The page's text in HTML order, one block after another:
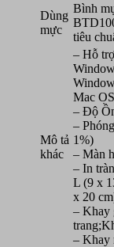
Dùng
mực
Bình
tiêu
Mô tả
khác
– Hỗ
Mac
– Độ
–
1%)
– Màn
– In
L (9 x
x 20
– Khay
– Khay